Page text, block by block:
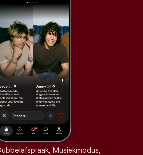
Musiekmodus,